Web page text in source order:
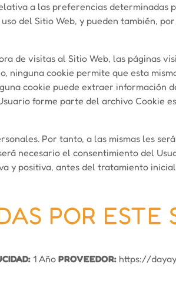
a las preferencias determinadas
del Sitio Web, y pueden también,
de visitas al Sitio Web, las páginas
ninguna cookie permite que esta
cookie puede extraer información
forme parte del archivo Cookie
Por tanto, a las mismas les
necesario el consentimiento del
y positiva, antes del tratamiento
POR ESTE
1 Año PROVEEDOR: https://